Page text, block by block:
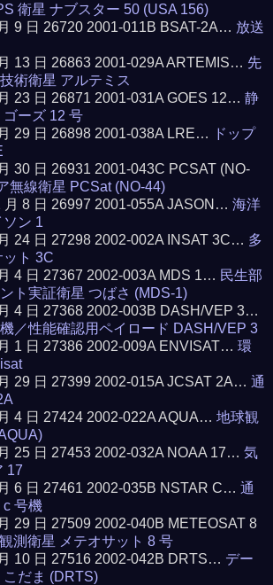
衛星 ナブスター 50 (USA 156)
9 日 26720 2001-011B BSAT-2A… 放送
13 日 26863 2001-029A ARTEMIS… 先
術衛星 アルテミス
23 日 26871 2001-031A GOES 12…静
ゴーズ 12 号
29 日 26898 2001-038A LRE…
ドップ
30 日 26931 2001-043C PCSAT (NO-
無線衛星 PCSat (NO-44)
月 8 日 26997 2001-055A JASON…海洋
ン 1
24 日 27298 2002-002A INSAT 3C… 多
ット 3C
4 日 27367 2002-003A MDS 1… 民生部
ト実証衛星 つばさ (MDS-1)
4 日 27368 2002-003B DASH/VEP 3…
／性能確認用ペイロード DASH/VEP 3
1 日 27386 2002-009A ENVISAT…環
29 日 27399 2002-015A JCSAT 2A…通
4 日 27424 2002-022A AQUA…地球観
25 日 27453 2002-032A NOAA 17…気
17
6 日 27461 2002-035B NSTAR C…通
c 号機
29 日 27509 2002-040B METEOSAT 8
測衛星 メテオサット 8 号
10 日 27516 2002-042B DRTS… デー
こだま (DRTS)